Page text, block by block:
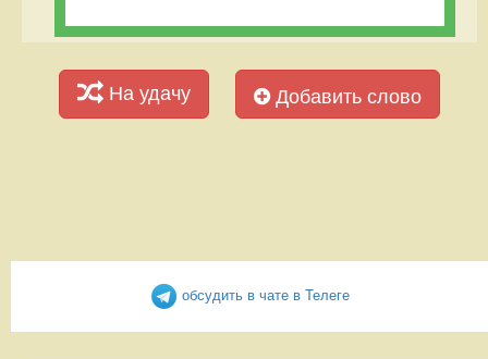
На удачу Добавить слово
обсудить в чате в Телеге